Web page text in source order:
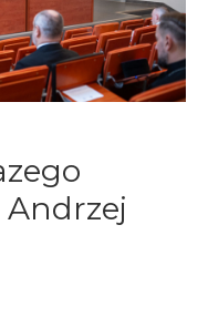
Andrzej